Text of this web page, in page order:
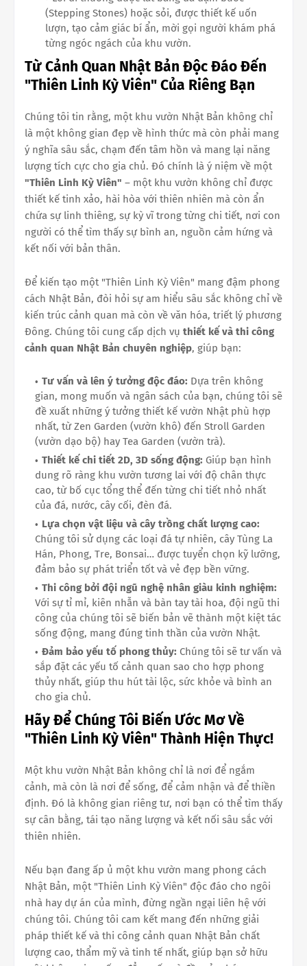
(Stepping Stones) hoặc sỏi, được thiết kế uốn
lượn, tạo cảm giác bí ẩn, mời gọi người khám phá
từng ngóc ngách của khu vườn.
Từ Cảnh Quan Nhật Bản Độc Đáo Đến
"Thiên Linh Kỳ Viên" Của Riêng Bạn
Chúng tôi tin rằng, một khu vườn Nhật Bản không chỉ
là một không gian đẹp về hình thức mà còn phải mang
ý nghĩa sâu sắc, chạm đến tâm hồn và mang lại năng
lượng tích cực cho gia chủ. Đó chính là ý niệm về một
"Thiên Linh Kỳ Viên" – một khu vườn không chỉ được
thiết kế tinh xảo, hài hòa với thiên nhiên mà còn ẩn
chứa sự linh thiêng, sự kỳ vĩ trong từng chi tiết, nơi con
người có thể tìm thấy sự bình an, nguồn cảm hứng và
kết nối với bản thân.
Để kiến tạo một "Thiên Linh Kỳ Viên" mang đậm phong
cách Nhật Bản, đòi hỏi sự am hiểu sâu sắc không chỉ về
kiến trúc cảnh quan mà còn về văn hóa, triết lý phương
Đông. Chúng tôi cung cấp dịch vụ thiết kế và thi công
cảnh quan Nhật Bản chuyên nghiệp, giúp bạn:
Tư vấn và lên ý tưởng độc đáo: Dựa trên không
gian, mong muốn và ngân sách của bạn, chúng tôi sẽ
đề xuất những ý tưởng thiết kế vườn Nhật phù hợp
nhất, từ Zen Garden (vườn khô) đến Stroll Garden
(vườn dạo bộ) hay Tea Garden (vườn trà).
Thiết kế chi tiết 2D, 3D sống động: Giúp bạn hình
dung rõ ràng khu vườn tương lai với độ chân thực
cao, từ bố cục tổng thể đến từng chi tiết nhỏ nhất
của đá, nước, cây cối, đèn đá.
Lựa chọn vật liệu và cây trồng chất lượng cao:
Chúng tôi sử dụng các loại đá tự nhiên, cây Tùng La
Hán, Phong, Tre, Bonsai… được tuyển chọn kỹ lưỡng,
đảm bảo sự phát triển tốt và vẻ đẹp bền vững.
Thi công bởi đội ngũ nghệ nhân giàu kinh nghiệm:
Với sự tỉ mỉ, kiên nhẫn và bàn tay tài hoa, đội ngũ thi
công của chúng tôi sẽ biến bản vẽ thành một kiệt tác
sống động, mang đúng tinh thần của vườn Nhật.
Đảm bảo yếu tố phong thủy: Chúng tôi sẽ tư vấn và
sắp đặt các yếu tố cảnh quan sao cho hợp phong
thủy nhất, giúp thu hút tài lộc, sức khỏe và bình an
cho gia chủ.
Hãy Để Chúng Tôi Biến Ước Mơ Về
"Thiên Linh Kỳ Viên" Thành Hiện Thực!
Một khu vườn Nhật Bản không chỉ là nơi để ngắm
cảnh, mà còn là nơi để sống, để cảm nhận và để thiền
định. Đó là không gian riêng tư, nơi bạn có thể tìm thấy
sự cân bằng, tái tạo năng lượng và kết nối sâu sắc với
thiên nhiên.
Nếu bạn đang ấp ủ một khu vườn mang phong cách
Nhật Bản, một "Thiên Linh Kỳ Viên" độc đáo cho ngôi
nhà hay dự án của mình, đừng ngần ngại liên hệ với
chúng tôi. Chúng tôi cam kết mang đến những giải
pháp thiết kế và thi công cảnh quan Nhật Bản chất
lượng cao, thẩm mỹ và tinh tế nhất, giúp bạn sở hữu